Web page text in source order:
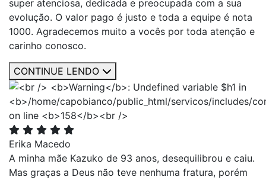
super atenciosa, dedicada e preocupada com a sua
evolução. O valor pago é justo e toda a equipe é nota
1000. Agradecemos muito a vocês por toda atenção e
carinho conosco.
CONTINUE LENDO
Erika Macedo
A minha mãe Kazuko de 93 anos, desequilibrou e caiu.
Mas graças a Deus não teve nenhuma fratura, porém